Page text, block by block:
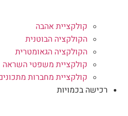
קולקציית אהבה
הקולקציה הבוטנית
הקולקציה הגאומטרית
קולקציית משפטי השראה
קולקציית מחברות מתכונים
רכישה בכמויות